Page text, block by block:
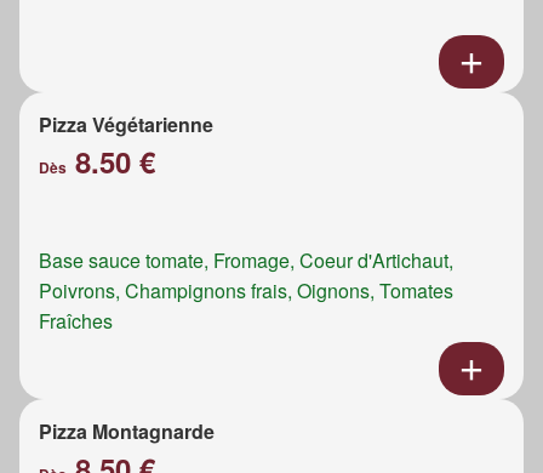
Pizza Végétarienne
Dès 8.50 €
Base sauce tomate, Fromage, Coeur d'Artichaut,
Poivrons, Champignons frais, Oignons, Tomates
Fraîches
Pizza Montagnarde